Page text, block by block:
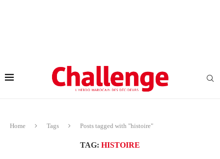
Home Tags Posts tagged with "histoire"
TAG: HISTOIRE